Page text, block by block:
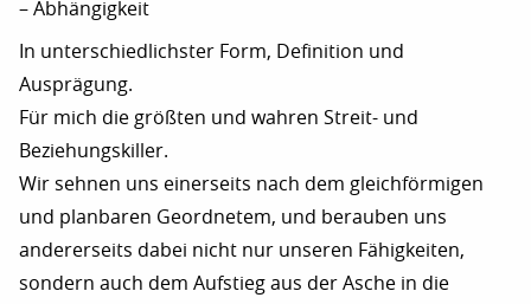
– Abhängigkeit
In unterschiedlichster Form, Definition und
Ausprägung.
Für mich die größten und wahren Streit- und
Beziehungskiller.
Wir sehnen uns einerseits nach dem gleichförmigen
und planbaren Geordnetem, und berauben uns
andererseits dabei nicht nur unseren Fähigkeiten,
sondern auch dem Aufstieg aus der Asche in die